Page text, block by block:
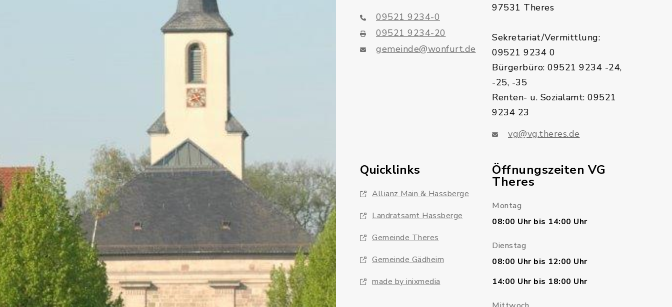
09521 9234-0
09521 9234-20
gemeinde@wonfurt.de
97531 Theres
Sekretariat/Vermittlung:
09521 9234 0
Bürgerbüro: 09521 9234 -24,
-25, -35
Renten- u. Sozialamt: 09521
9234 23
vg@vg.theres.de
Quicklinks
Allianz Main & Hassberge
Landratsamt Hassberge
Gemeinde Theres
Gemeinde Gädheim
made by inixmedia
Öffnungszeiten VG
Theres
Montag
08:00 Uhr bis 14:00 Uhr
Dienstag
08:00 Uhr bis 12:00 Uhr
14:00 Uhr bis 18:00 Uhr